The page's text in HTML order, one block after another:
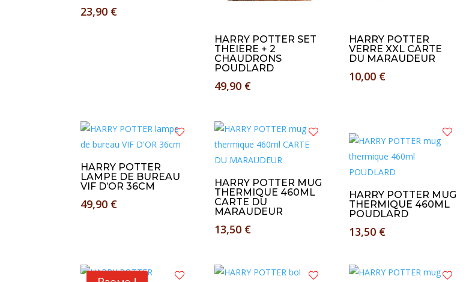
23,90 €
HARRY POTTER SET
THEIERE + 2
CHAUDRONS
POUDLARD
49,90 €
HARRY POTTER
VERRE XXL CARTE
DU MARAUDEUR
10,00 €
HARRY POTTER
LAMPE DE BUREAU
VIF D’OR 36CM
49,90 €
HARRY POTTER MUG
THERMIQUE 460ML
CARTE DU
MARAUDEUR
13,50 €
HARRY POTTER MUG
THERMIQUE 460ML
POUDLARD
13,50 €